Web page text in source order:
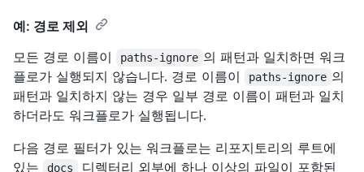
예: 경로 제외
모든 경로 이름이
paths-ignore 의 패턴과 일치하면 워크
플로가 실행되지 않습니다. 경로 이름이
paths-ignore 의
패턴과 일치하지 않는 경우 일부 경로 이름이 패턴과 일치
하더라도 워크플로가 실행됩니다.
다음 경로 필터가 있는 워크플로는 리포지토리의 루트에
있는
docs 디렉터리 외부에 하나 이상의 파일이 포함된